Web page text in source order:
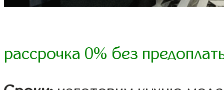
рассрочка 0% без